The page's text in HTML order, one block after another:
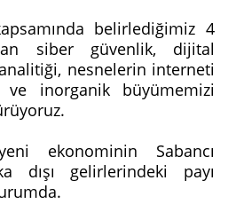
belirlediğimiz 4
siber güvenlik, dijital
nesnelerin interneti
ve inorganik büyümemizi
ekonominin Sabancı
dışı gelirlerindeki payı